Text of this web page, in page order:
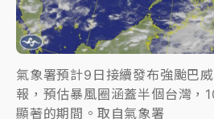
氣象署預計9日接續發布強颱巴
報，預估暴風圈涵蓋半個台灣，
顯著的期間。取自氣象署